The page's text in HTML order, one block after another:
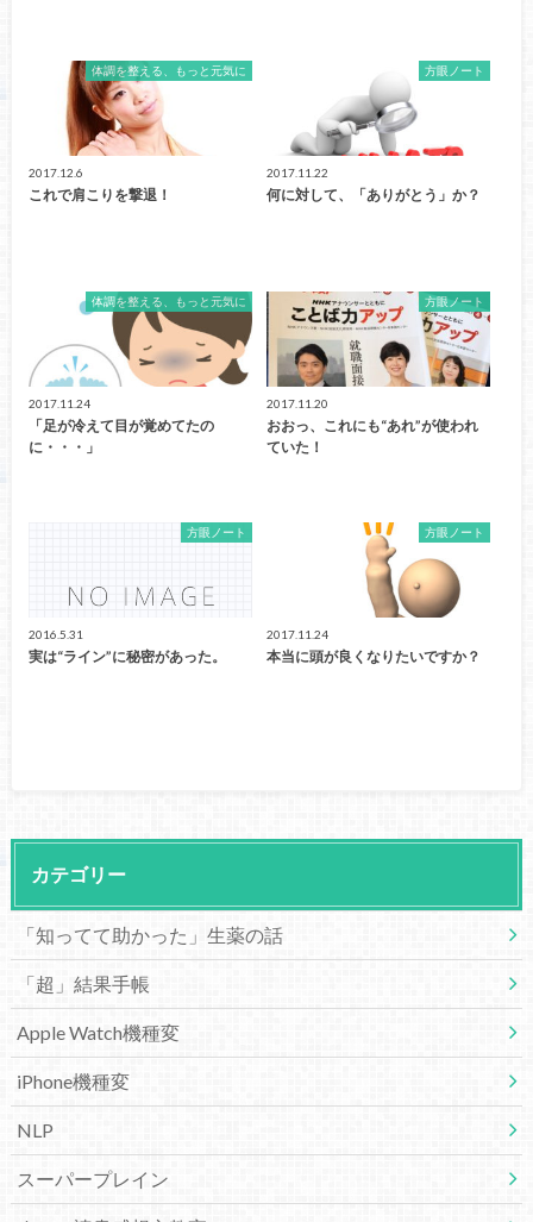
体調を整える、もっと元気に
2017.12.6
これで肩こりを撃退！
方眼ノート
2017.11.22
何に対して、「ありがとう」か？
体調を整える、もっと元気に
2017.11.24
「足が冷えて目が覚めてたの
に・・・」
方眼ノート
2017.11.20
おおっ、これにも“あれ”が使われ
ていた！
方眼ノート
2016.5.31
実は“ライン”に秘密があった。
方眼ノート
2017.11.24
本当に頭が良くなりたいですか？
カテゴリー
「知ってて助かった」生薬の話
「超」結果手帳
Apple Watch機種変
iPhone機種変
NLP
スーパープレイン